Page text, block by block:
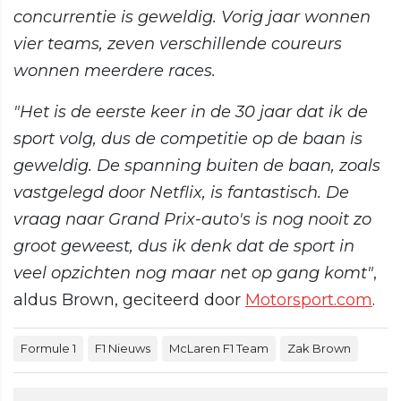
concurrentie is geweldig. Vorig jaar wonnen
vier teams, zeven verschillende coureurs
wonnen meerdere races.
"Het is de eerste keer in de 30 jaar dat ik de
sport volg, dus de competitie op de baan is
geweldig. De spanning buiten de baan, zoals
vastgelegd door Netflix, is fantastisch. De
vraag naar Grand Prix-auto's is nog nooit zo
groot geweest, dus ik denk dat de sport in
veel opzichten nog maar net op gang komt",
aldus Brown, geciteerd door Motorsport.com.
Formule 1 F1 Nieuws McLaren F1 Team Zak Brown